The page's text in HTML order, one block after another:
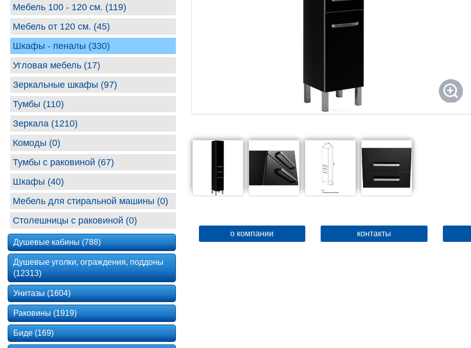
о компании контакты
Мебель 100 - 120 см. (119)
Мебель от 120 см. (45)
Шкафы - пеналы (330)
Угловая мебель (17)
Зеркальные шкафы (97)
Тумбы (110)
Зеркала (1210)
Комоды (0)
Тумбы с раковиной (67)
Шкафы (40)
Мебель для стиральной машины (0)
Столешницы с раковиной (0)
Душевые кабины (788)
Душевые уголки, ограждения, поддоны
(12313)
Унитазы (1604)
Раковины (1919)
Биде (169)